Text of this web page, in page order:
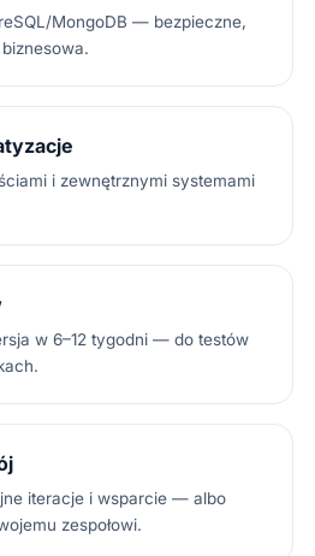
MongoDB — bezpieczne,
i zewnętrznymi systemami
w 6–12 tygodni — do testów
iteracje i wsparcie — albo
zespołowi.